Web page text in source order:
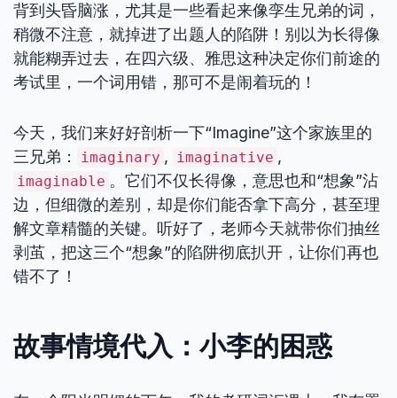
背到头昏脑涨，尤其是一些看起来像孪生兄弟的词，
稍微不注意，就掉进了出题人的陷阱！别以为长得像
就能糊弄过去，在四六级、雅思这种决定你们前途的
考试里，一个词用错，那可不是闹着玩的！
今天，我们来好好剖析一下“Imagine”这个家族里的
三兄弟：
imaginary , imaginative ,
imaginable 。它们不仅长得像，意思也和“想象”沾
边，但细微的差别，却是你们能否拿下高分，甚至理
解文章精髓的关键。听好了，老师今天就带你们抽丝
剥茧，把这三个“想象”的陷阱彻底扒开，让你们再也
错不了！
故事情境代入：小李的困惑